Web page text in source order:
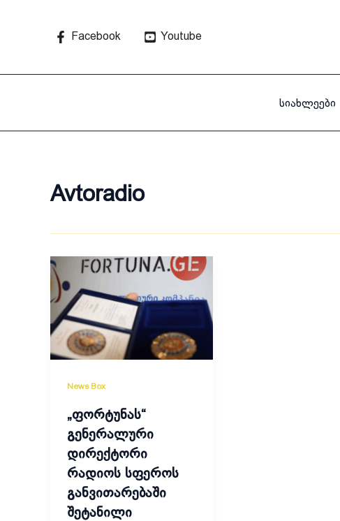
Facebook Youtube
სიახლეები
Avtoradio
News Box
„ფორტუნას“
გენერალური
დირექტორი
რადიოს სფეროს
განვითარებაში
შეტანილი